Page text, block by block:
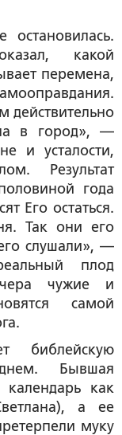
какой
перемена,
действительно
в город», —
и усталости,
Результат
года
Его остаться.
Так они его
слушали», —
плод
чужие и
самой
библейскую
Бывшая
как
а ее
муку